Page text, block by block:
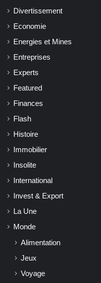
Divertissement
Economie
Energies et Mines
Entreprises
Experts
Featured
Finances
Flash
Histoire
Immobilier
Insolite
International
Invest & Export
La Une
Monde
Alimentation
Jeux
Voyage